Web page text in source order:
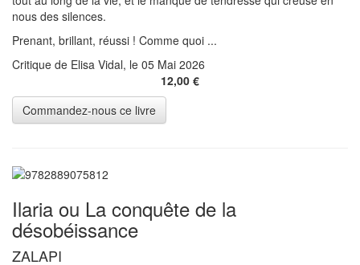
nous des silences.
Prenant, brillant, réussi ! Comme quoi ...
Critique de Elisa Vidal, le 05 Mai 2026
12,00 €
Ilaria ou La conquête de la
désobéissance
ZALAPI